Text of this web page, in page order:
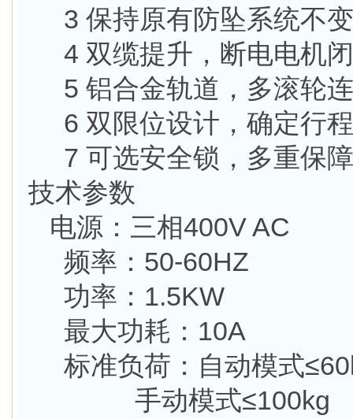
3 保持原有防坠系统不
4 双缆提升，断电电机
5 铝合金轨道，多滚轮
6 双限位设计，确定行
7 可选安全锁，多重保
技术参数
电源：三相400V AC
频率：50-60HZ
功率：1.5KW
最大功耗：10A
标准负荷：自动模式
手动模式≤100kg